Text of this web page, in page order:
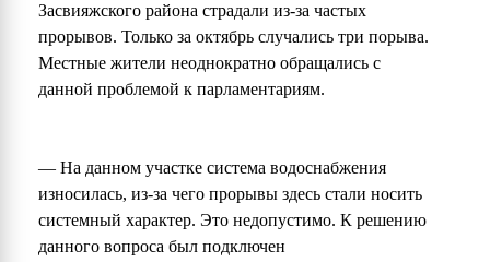
Засвияжского района страдали из-за частых
прорывов. Только за октябрь случались три порыва.
Местные жители неоднократно обращались с
данной проблемой к парламентариям.
— На данном участке система водоснабжения
износилась, из-за чего прорывы здесь стали носить
системный характер. Это недопустимо. К решению
данного вопроса был подключен